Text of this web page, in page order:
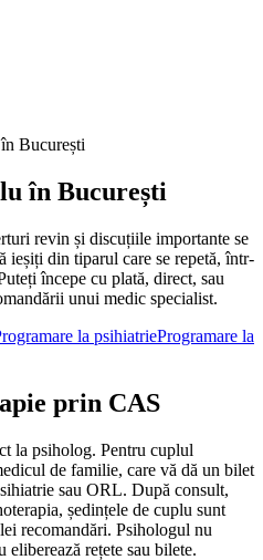
București
în București
revin și discuțiile importante se
ieșiți din tiparul care se repetă, într-
începe cu plată, direct, sau
unui medic specialist.
la psihiatrieProgramare la
prin CAS
la psiholog. Pentru cuplul
de familie, care vă dă un bilet
sau ORL. După consult,
ședințele de cuplu sunt
recomandări. Psihologul nu
eliberează rețete sau bilete.